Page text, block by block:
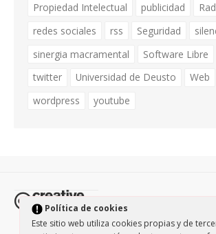
Política de cookies
Este sitio web utiliza cookies propias y de
Propiedad Intelectual
publicidad
redes sociales
rss Seguridad
sinergia macramental
Software Libre
twitter
Universidad de Deusto Web
wordpress
youtube
Todos los contenidos de
protegidos por la licencia Creative